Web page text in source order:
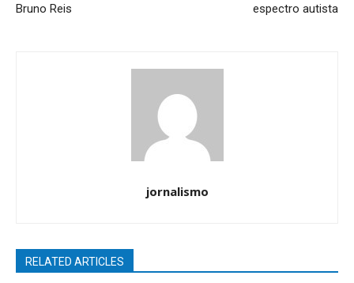
Bruno Reis
espectro autista
jornalismo
RELATED ARTICLES